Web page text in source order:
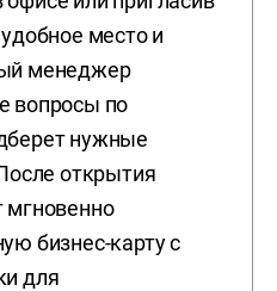
место и
менеджер
вопросы по
нужные
открытия
мгновенно
бизнес-карту с
для